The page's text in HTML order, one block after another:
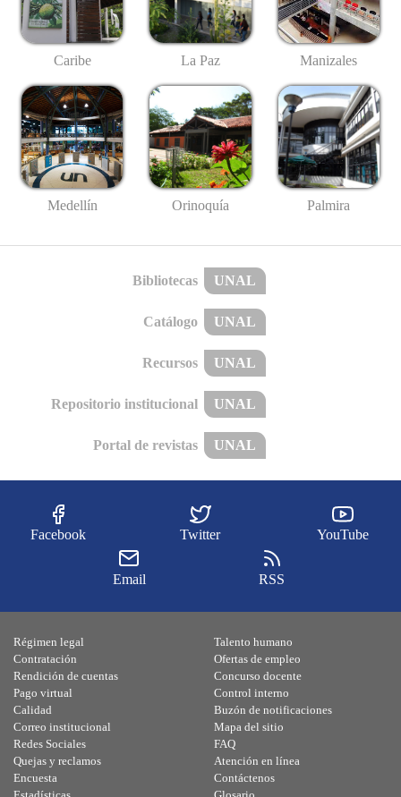
Caribe La Paz Manizales
Medellín Orinoquía Palmira
Bibliotecas UNAL
Catálogo UNAL
Recursos UNAL
Repositorio institucional UNAL
Portal de revistas UNAL
Facebook Twitter YouTube
Email RSS
Régimen legal
Contratación
Rendición de cuentas
Pago virtual
Calidad
Talento humano
Ofertas de empleo
Concurso docente
Control interno
Buzón de notificaciones
Correo institucional
Redes Sociales
Quejas y reclamos
Encuesta
Mapa del sitio
FAQ
Atención en línea
Contáctenos